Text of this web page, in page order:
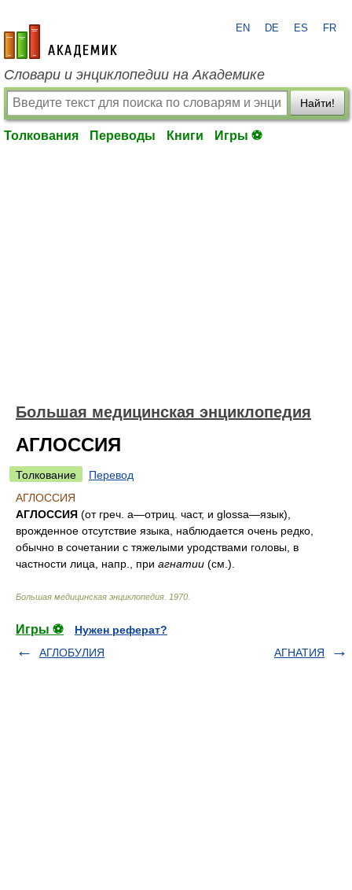
academic.ru
EN DE ES FR
Словари и энциклопедии на Академике
Найти!
Толкования Переводы Книги Игры ⚽
Большая медицинская энциклопедия
АГЛОССИЯ
Толкование
Перевод
АГЛОССИЯ
АГЛОССИЯ (от греч. а—отриц. част, и glossa—язык),
врожденное отсутствие языка, наблюдается очень редко,
обычно в сочетании с тяжелыми уродствами головы, в
частности лица, напр., при агнатии (см.).
Большая медицинская энциклопедия 1970
Игры ⚽
Нужен реферат?
АГЛОБУЛИЯ
АГНАТИЯ